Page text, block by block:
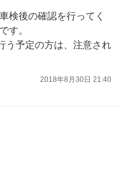
検後の確認を行ってく
す。
う予定の方は、注意され
2018年8月30日 21:40